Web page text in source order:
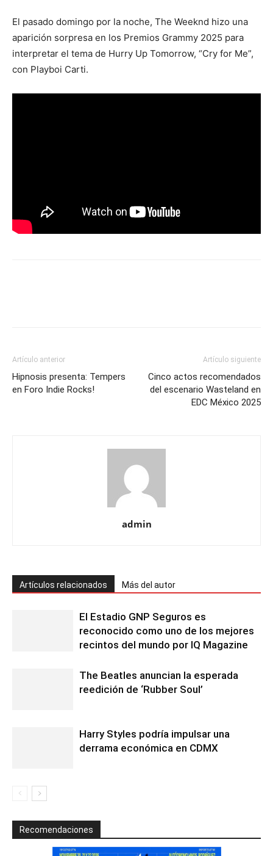
El pasado domingo por la noche, The Weeknd hizo una
aparición sorpresa en los Premios Grammy 2025 para
interpretar el tema de Hurry Up Tomorrow, “Cry for Me”,
con Playboi Carti.
Artículo anterior
Hipnosis presenta: Tempers
en Foro Indie Rocks!
Artículo siguiente
Cinco actos recomendados
del escenario Wasteland en
EDC México 2025
admin
Artículos relacionados Más del autor
El Estadio GNP Seguros es
reconocido como uno de los mejores
recintos del mundo por IQ Magazine
The Beatles anuncian la esperada
reedición de ‘Rubber Soul’
Harry Styles podría impulsar una
derrama económica en CDMX
Recomendaciones